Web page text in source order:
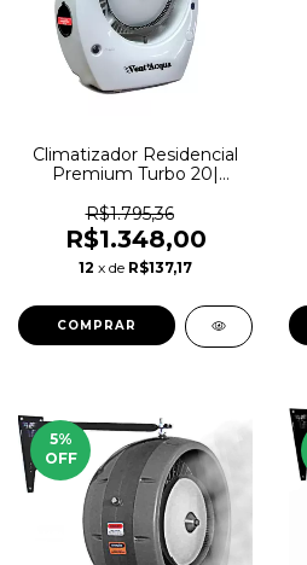
Climatizador Residencial
Premium Turbo 20|
VentAcqua
R$1.795,36
R$1.348,00
12 x de R$137,17
COMPRAR
5%
OFF